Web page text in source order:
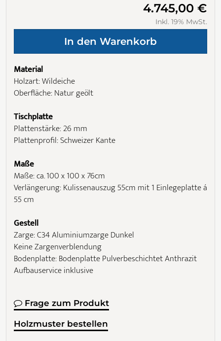
4.745,00 €
Inkl. 19% MwSt.
Material
Holzart: Wildeiche
Oberfläche: Natur geölt
Tischplatte
Plattenstärke: 26 mm
Plattenprofil: Schweizer Kante
Maße
Maße: ca. 100 x 100 x 76cm
Verlängerung: Kulissenauszug 55cm mit 1 Einlegeplatte á
55 cm
Gestell
Zarge: C34 Aluminiumzarge Dunkel
Keine Zargenverblendung
Bodenplatte: Bodenplatte Pulverbeschichtet Anthrazit
Aufbauservice inklusive
Frage zum Produkt
Holzmuster bestellen